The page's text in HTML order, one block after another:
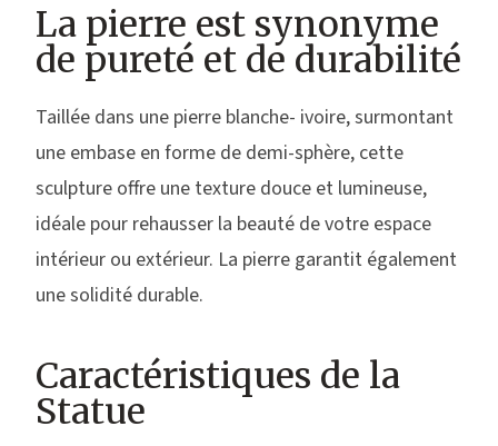
La pierre est synonyme
de pureté et de durabilité
Taillée dans une pierre blanche- ivoire, surmontant
une embase en forme de demi-sphère, cette
sculpture offre une texture douce et lumineuse,
idéale pour rehausser la beauté de votre espace
intérieur ou extérieur. La pierre garantit également
une solidité durable.
Caractéristiques de la
Statue